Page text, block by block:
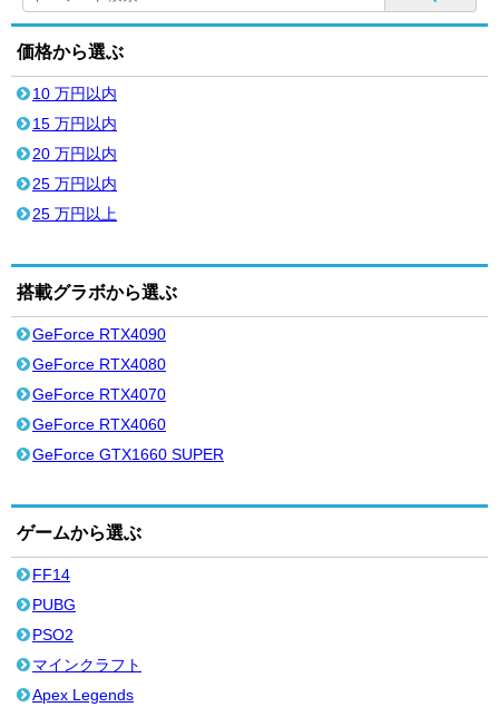
価格から選ぶ
10 万円以内
15 万円以内
20 万円以内
25 万円以内
25 万円以上
搭載グラボから選ぶ
GeForce RTX4090
GeForce RTX4080
GeForce RTX4070
GeForce RTX4060
GeForce GTX1660 SUPER
ゲームから選ぶ
FF14
PUBG
PSO2
マインクラフト
Apex Legends